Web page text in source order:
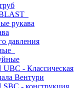
рукава
давления
- Классическая
Вентури
- конструкция